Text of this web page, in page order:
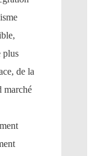
plus
de la
marché